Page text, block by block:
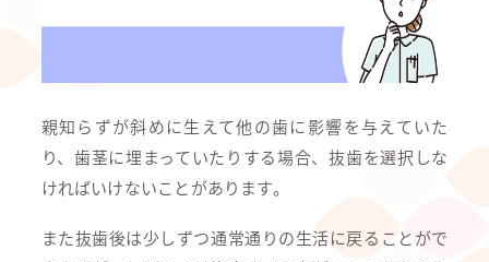
親知らずが斜めに生えて他の歯に影響を与えていた
り、歯茎に埋まっていたりする場合、抜歯を選択しな
ければいけないことがあります。
また抜歯後は少しずつ通常通りの生活に戻ることがで